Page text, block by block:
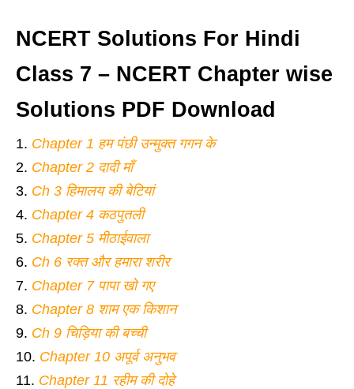
NCERT Solutions For Hindi
Class 7 – NCERT Chapter wise
Solutions PDF Download
Chapter 1 हम पंछी उन्मुक्त गगन के
Chapter 2 दादी माँ
Ch 3 हिमालय की बेटियां
Chapter 4 कठपुतली
Chapter 5 मीठाईवाला
Ch 6 रक्त और हमारा शरीर
Chapter 7 पापा खो गए
Chapter 8 शाम एक किशान
Ch 9 चिड़िया की बच्ची
Chapter 10 अपूर्व अनुभव
Chapter 11 रहीम की दोहे